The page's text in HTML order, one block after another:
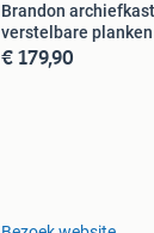
Brandon
verstelbare planken
€ 179,90